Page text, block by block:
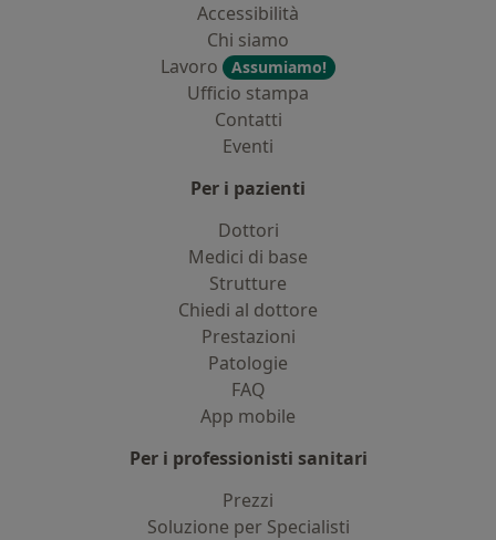
Accessibilità
Chi siamo
Lavoro
Assumiamo!
Ufficio stampa
Contatti
Eventi
Per i pazienti
Dottori
Medici di base
Strutture
Chiedi al dottore
Prestazioni
Patologie
FAQ
App mobile
Per i professionisti sanitari
Prezzi
Soluzione per Specialisti